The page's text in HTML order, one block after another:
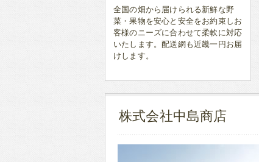
全国の畑から届けられる新鮮な野
菜・果物を安心と安全をお約束しお
客様のニーズに合わせて柔軟に対応
いたします。配送網も近畿一円お届
けします。
株式会社中島商店